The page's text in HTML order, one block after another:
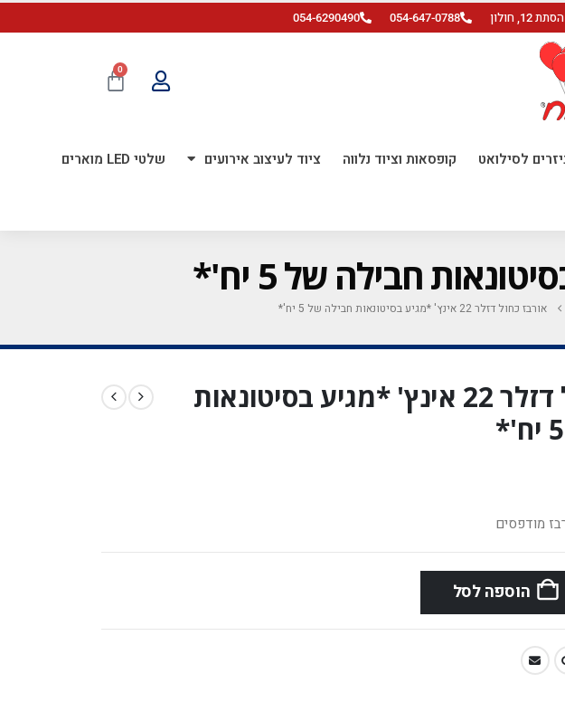
12, חולון 054-647-0788
054-6290490
0
לסילואט קופסאות וציוד נלווה ציוד לעיצוב אירועים שלטי LED מוארים
אורבז כחול דזלר 22 אינץ' *מגיע בסיטונאות חבילה של 5 יח'*
אורבז כחול דזלר 22 אינץ' *מגיע בסיטונאות
הוספה לסל